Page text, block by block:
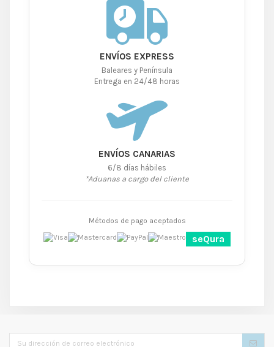
ENVÍOS EXPRESS
Baleares y Península
Entrega en 24/48 horas
ENVÍOS CANARIAS
6/8 días hábiles
*Aduanas a cargo del cliente
Métodos de pago aceptados
seQura